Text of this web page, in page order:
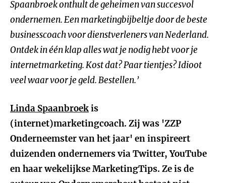
Spaanbroek onthult de geheimen van succesvol
ondernemen. Een marketingbijbeltje door de beste
businesscoach voor dienstverleners van Nederland.
Ontdek in één klap alles wat je nodig hebt voor je
internetmarketing. Kost dat? Paar tientjes? Idioot
veel waar voor je geld. Bestellen.’
Linda Spaanbroekis
(internet)marketingcoach. Zij was 'ZZP
Onderneemster van het jaar' en inspireert
duizenden ondernemers via Twitter, YouTube
en haar wekelijkse MarketingTips. Ze is de